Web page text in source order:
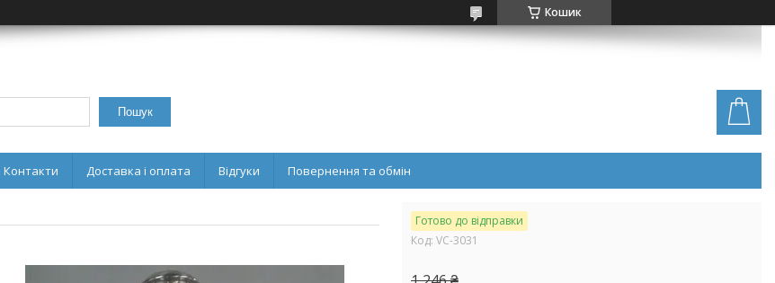
Кошик
Пошук
Контакти Доставка і оплата Відгуки Повернення та обмін
Готово до відправки
Код: VC-3031